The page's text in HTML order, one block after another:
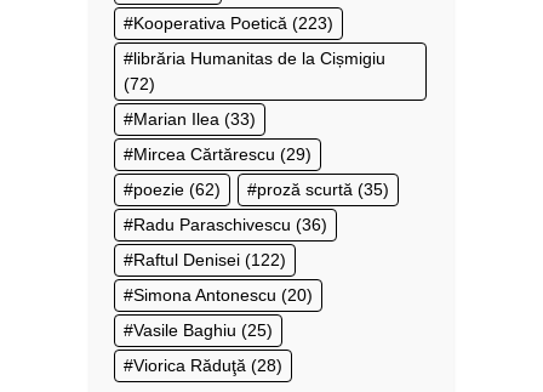
Kooperativa Poetică (223)
librăria Humanitas de la Cișmigiu
(72)
Marian Ilea (33)
Mircea Cărtărescu (29)
poezie (62) proză scurtă (35)
Radu Paraschivescu (36)
Raftul Denisei (122)
Simona Antonescu (20)
Vasile Baghiu (25)
Viorica Răduţă (28)